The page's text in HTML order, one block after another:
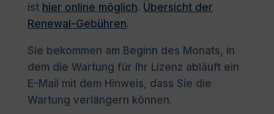
ist hier online möglich. Übersicht der
Renewal-Gebühren.
Sie bekommen am Beginn des Monats, in
dem die Wartung für Ihr Lizenz abläuft ein
E-Mail mit dem Hinweis, dass Sie die
Wartung verlängern können.